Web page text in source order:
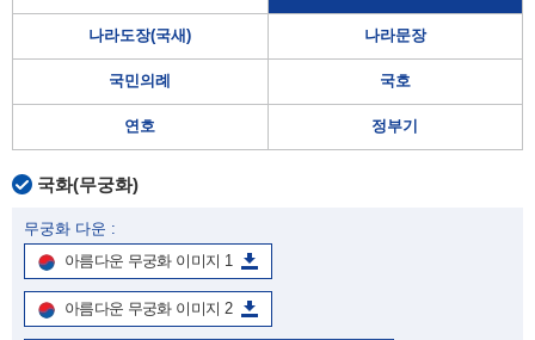
나라도장(국새) 나라문장
국민의례 국호
연호 정부기
국화(무궁화)
무궁화 다운 :
아름다운 무궁화 이미지 1
아름다운 무궁화 이미지 2